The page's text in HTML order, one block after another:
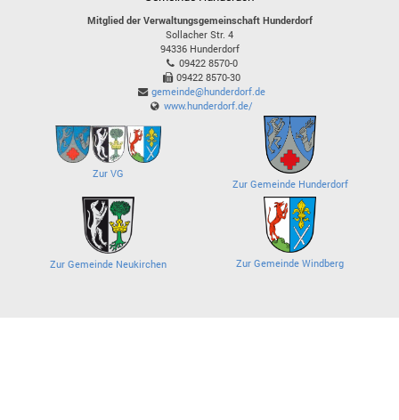
Mitglied der Verwaltungsgemeinschaft Hunderdorf
Sollacher Str. 4
94336 Hunderdorf
09422 8570-0
09422 8570-30
gemeinde@hunderdorf.de
www.hunderdorf.de/
Zur VG
Zur Gemeinde Hunderdorf
Zur Gemeinde Neukirchen Zur Gemeinde Windberg